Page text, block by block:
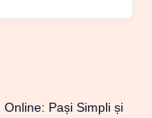
Online: Pași Simpli și